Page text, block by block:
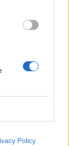
Policy